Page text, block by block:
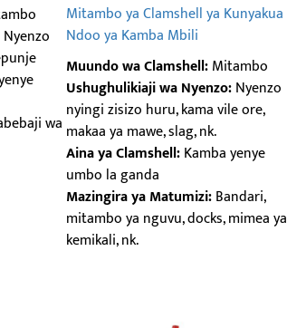
Nyenzo
wa
Mitambo ya Clamshell ya Kunyakua
Ndoo ya Kamba Mbili
Muundo wa Clamshell:Mitambo
Ushughulikiaji wa Nyenzo:Nyenzo
nyingi zisizo huru, kama vile ore,
makaa ya mawe, slag, nk.
Aina ya Clamshell:Kamba yenye
umbo la ganda
Mazingira ya Matumizi:Bandari,
mitambo ya nguvu, docks, mimea ya
kemikali, nk.